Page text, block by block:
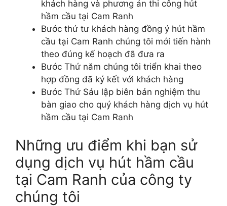
khách hàng và phương án thi công hút
hầm cầu tại Cam Ranh
Bước thứ tư khách hàng đồng ý hút hầm
cầu tại Cam Ranh chúng tôi mới tiến hành
theo đúng kế hoạch đã đưa ra
Bước Thứ năm chúng tôi triển khai theo
hợp đồng đã ký kết với khách hàng
Bước Thứ Sáu lập biên bản nghiệm thu
bàn giao cho quý khách hàng dịch vụ hút
hầm cầu tại Cam Ranh
Những ưu điểm khi bạn sử
dụng dịch vụ hút hầm cầu
tại Cam Ranh của công ty
chúng tôi